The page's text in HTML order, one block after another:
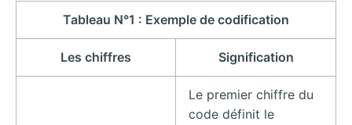
Tableau N°1 : Exemple de codification
Les chiffres Signification
Le premier chiffre du
code définit le